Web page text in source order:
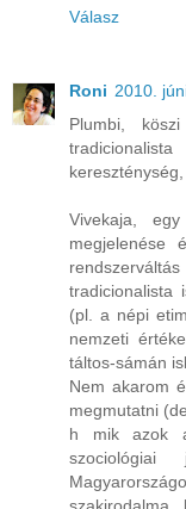
Válasz
Roni 2010.
Plumbi,
Vivekaja,
megjelenése
tradicionalista
(pl. a népi
nemzeti
táltos-sámán
Nem akarom
megmutatni
h mik azok